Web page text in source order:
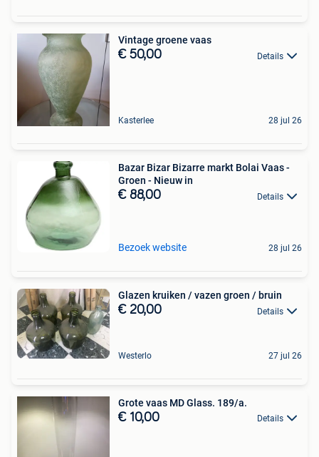
Vintage groene vaas
€ 50,00 Details
Kasterlee 28 jul 26
Bazar Bizar Bizarre markt Bolai Vaas -
Groen - Nieuw in
€ 88,00 Details
Bezoek website 28 jul 26
Glazen kruiken / vazen groen / bruin
€ 20,00 Details
Westerlo 27 jul 26
Grote vaas MD Glass. 189/a.
€ 10,00 Details